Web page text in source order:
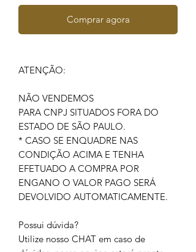
Comprar agora
ATENÇÃO:
NÃO VENDEMOS
PARA CNPJ SITUADOS FORA DO
ESTADO DE SÃO PAULO.
* CASO SE ENQUADRE NAS
CONDIÇÃO ACIMA E TENHA
EFETUADO A COMPRA POR
ENGANO O VALOR PAGO SERÁ
DEVOLVIDO AUTOMATICAMENTE.
Possui dúvida?
Utilize nosso CHAT em caso de